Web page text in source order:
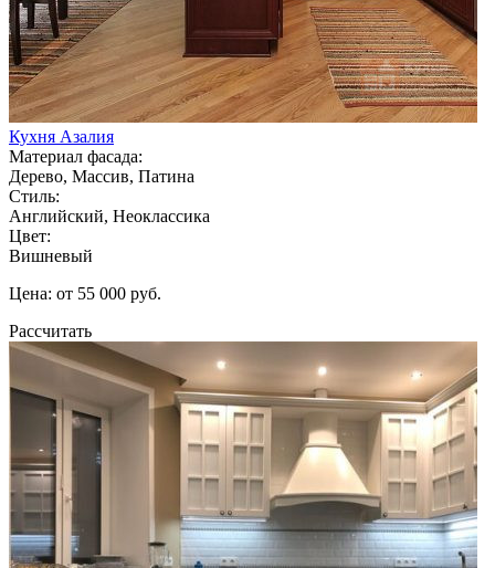
Кухня Азалия
Материал фасада:
Дерево, Массив, Патина
Стиль:
Английский, Неоклассика
Цвет:
Вишневый
Цена: от 55 000 руб.
Рассчитать